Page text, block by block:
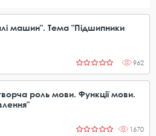
машин". Тема "Підшипники
962
роль мови. Функції мови.
1670